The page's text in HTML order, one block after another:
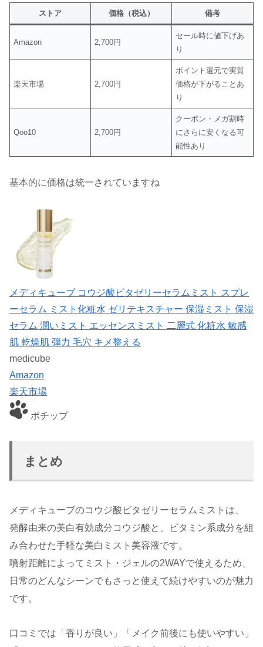
ストア 価格（税込） 備考
Amazon 2,700円
セール時に値下げあ
り
楽天市場 2,700円
ポイント還元で実質
価格が下がることあ
り
Qoo10 2,700円
クーポン・メガ割時
にさらに安くなる可
能性あり
基本的に価格は統一されていますね
メディキューブ コウジ酸ビタゼリーセラムミスト スプレ
ーセラム ミスト化粧水 ゼリテキスチャー 保湿ミスト 保湿
セラム 潤いミスト エッセンスミスト 二層式 化粧水 敏感
肌 乾燥肌 弾力 毛穴 キメ整える
medicube
Amazon
楽天市場
ポチップ
まとめ
メディキューブのコウジ酸ビタゼリーセラムミストは、
発酵由来の美白有効成分コウジ酸と、ビタミン系成分を組
み合わせた手軽な美白ミスト美容液です。
噴射距離によってミスト・ジェルの2WAYで使えるため、
日常のどんなシーンでもさっと使えて続けやすいのが魅力
です。
口コミでは「香りが良い」「メイク前後にも使いやすい」